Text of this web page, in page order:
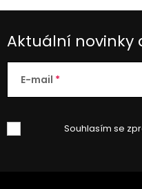
Aktuální novinky
E-mail
Souhlasím se